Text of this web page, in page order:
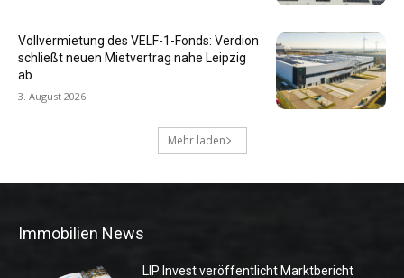
Vollvermietung des VELF-1-Fonds: Verdion
schließt neuen Mietvertrag nahe Leipzig
ab
3. August 2026
Mehr laden
Immobilien News
LIP Invest veröffentlicht Marktbericht